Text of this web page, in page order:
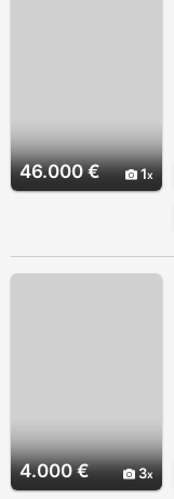
46.000 € 1
4.000 € 3